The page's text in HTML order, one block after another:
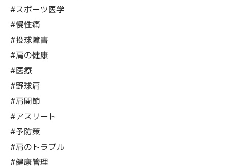
#スポーツ医学
#慢性痛
#投球障害
#肩の健康
#医療
#野球肩
#肩関節
#アスリート
#予防策
#肩のトラブル
#健康管理